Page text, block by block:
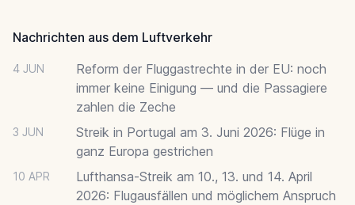
Nachrichten aus dem Luftverkehr
4 JUN
Reform der Fluggastrechte in der EU: noch
immer keine Einigung — und die Passagiere
zahlen die Zeche
3 JUN
Streik in Portugal am 3. Juni 2026: Flüge in
ganz Europa gestrichen
10 APR
Lufthansa-Streik am 10., 13. und 14. April
2026: Flugausfällen und möglichem Anspruch